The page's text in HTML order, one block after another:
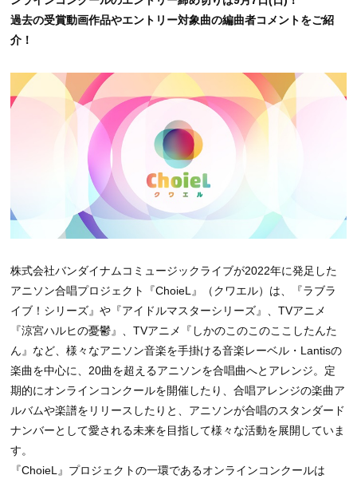
過去の受賞動画作品やエントリー対象曲の編曲者コメントをご紹
介！
株式会社バンダイナムコミュージックライブが2022年に発足した
アニソン合唱プロジェクト『ChoieL』（クワエル）は、『ラブラ
イブ！シリーズ』や『アイドルマスターシリーズ』、TVアニメ
『涼宮ハルヒの憂鬱』、TVアニメ『しかのこのこのここしたんた
ん』など、様々なアニソン音楽を手掛ける音楽レーベル・Lantisの
楽曲を中心に、20曲を超えるアニソンを合唱曲へとアレンジ。定
期的にオンラインコンクールを開催したり、合唱アレンジの楽曲ア
ルバムや楽譜をリリースしたりと、アニソンが合唱のスタンダード
ナンバーとして愛される未来を目指して様々な活動を展開していま
す。
『ChoieL』プロジェクトの一環であるオンラインコンクールは